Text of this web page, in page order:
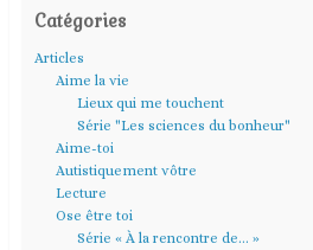
Catégories
Articles
Aime la vie
Lieux qui me touchent
Série "Les sciences du bonheur"
Aime-toi
Autistiquement vôtre
Lecture
Ose être toi
Série « À la rencontre de… »